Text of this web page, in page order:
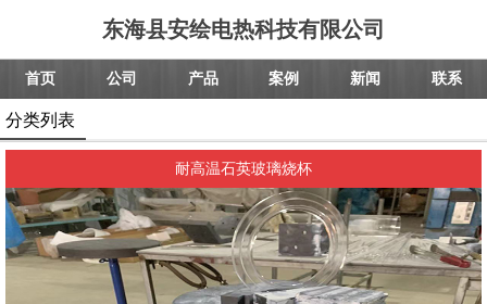
东海县安绘电热科技有限公司
首页 公司 产品 案例 新闻 联系
分类列表
耐高温石英玻璃烧杯